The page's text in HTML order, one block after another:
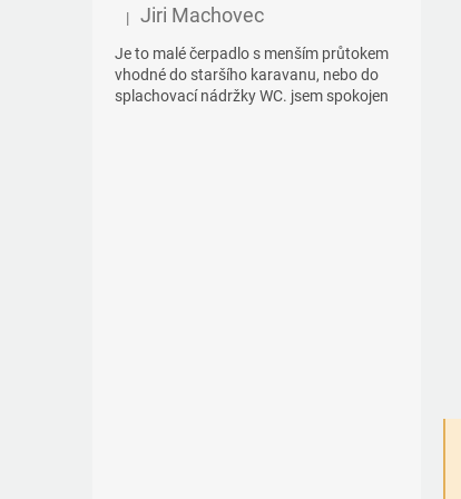
Hodnocení produktu je 5 z 5 hvězdiček.
| Jiri Machovec
Je to malé čerpadlo s menším průtokem
vhodné do staršího karavanu, nebo do
splachovací nádržky WC. jsem spokojen